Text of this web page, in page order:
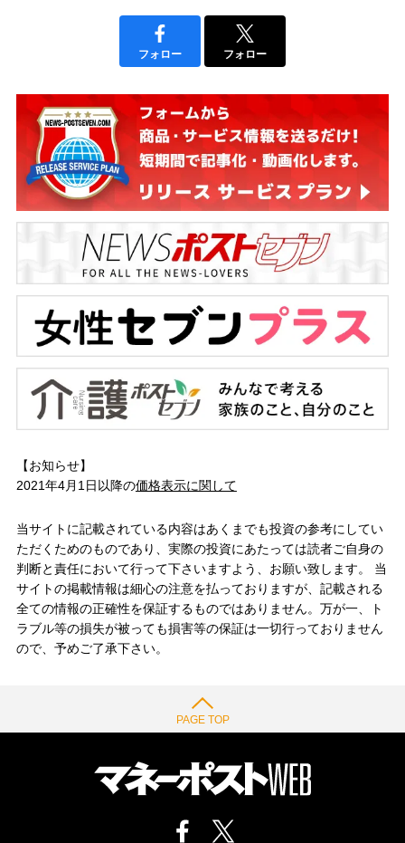
フォロー フォロー
【お知らせ】
2021年4月1日以降の価格表示に関して
当サイトに記載されている内容はあくまでも投資の参考にしてい
ただくためのものであり、実際の投資にあたっては読者ご自身の
判断と責任において行って下さいますよう、お願い致します。 当
サイトの掲載情報は細心の注意を払っておりますが、記載される
全ての情報の正確性を保証するものではありません。万が一、ト
ラブル等の損失が被っても損害等の保証は一切行っておりません
ので、予めご了承下さい。
PAGE TOP